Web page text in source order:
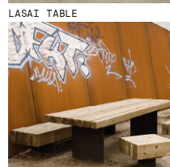
LASAI TABLE